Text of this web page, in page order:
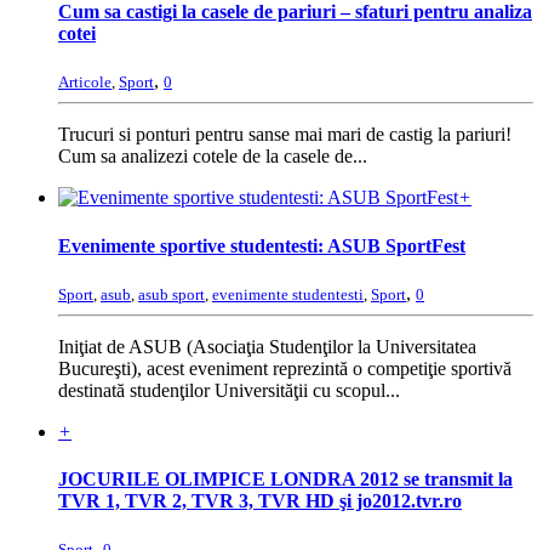
Cum sa castigi la casele de pariuri – sfaturi pentru analiza
cotei
Articole, Sport, 0
Trucuri si ponturi pentru sanse mai mari de castig la pariuri!
Cum sa analizezi cotele de la casele de...
+
Evenimente sportive studentesti: ASUB SportFest
Sport asub asub sport evenimente studentesti Sport, 0
Iniţiat de ASUB (Asociaţia Studenţilor la Universitatea
Bucureşti), acest eveniment reprezintă o competiţie sportivă
destinată studenţilor Universităţii cu scopul...
+
JOCURILE OLIMPICE LONDRA 2012 se transmit la
TVR 1, TVR 2, TVR 3, TVR HD şi jo2012.tvr.ro